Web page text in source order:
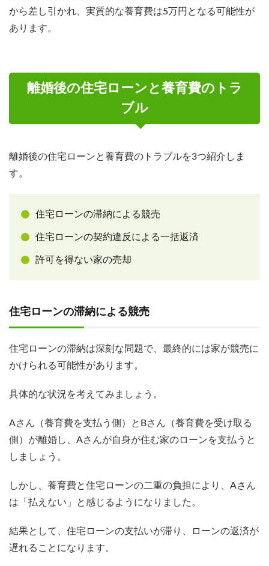
から差し引かれ、実質的な養育費は5万円となる可能性が
あります。
離婚後の住宅ローンと養育費のトラ
ブル
離婚後の住宅ローンと養育費のトラブルを3つ紹介しま
す。
住宅ローンの滞納による競売
住宅ローンの契約違反による一括返済
許可を得ない家の売却
住宅ローンの滞納による競売
住宅ローンの滞納は深刻な問題で、最終的には家が競売に
かけられる可能性があります。
具体的な状況を考えてみましょう。
Aさん（養育費を支払う側）とBさん（養育費を受け取る
側）が離婚し、Aさんが自身が住む家のローンを支払うと
しましょう。
しかし、養育費と住宅ローンの二重の負担により、Aさん
は「払えない」と感じるようになりました。
結果として、住宅ローンの支払いが滞り、ローンの返済が
遅れることになります。